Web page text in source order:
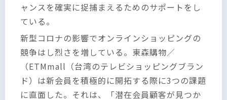
ャンスを確実に捉捕まえるためのサポートをし
ている。
新型コロナの影響でオンラインショッピングの
競争はし烈さを増している。東森購物／
（ETMmall（台湾のテレビショッピングブラン
ド）は新会員を積極的に開拓する際に3つの課題
に直面した。それは、「潜在会員顧客が見つか